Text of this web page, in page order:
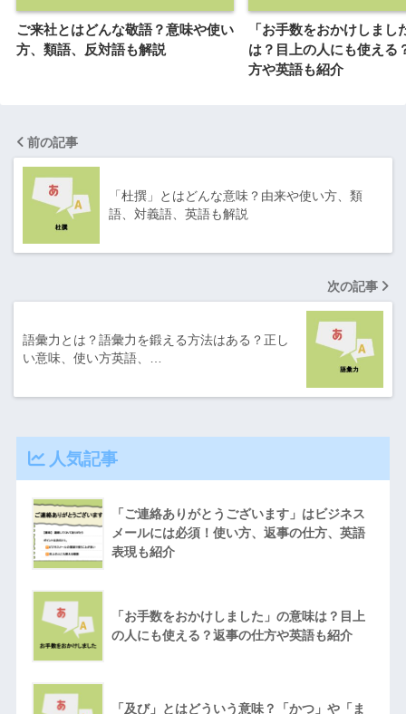
ご来社とはどんな敬語？意味や使い
方、類語、反対語も解説
「お手数をおかけしまし
は？目上の人にも使える
方や英語も紹介
前の記事
「杜撰」とはどんな意味？由来や使い方、類
語、対義語、英語も解説
次の記事
語彙力とは？語彙力を鍛える方法はある？正し
い意味、使い方英語、…
人気記事
「ご連絡ありがとうございます」はビジネス
メールには必須！使い方、返事の仕方、英語
表現も紹介
「お手数をおかけしました」の意味は？目上
の人にも使える？返事の仕方や英語も紹介
「及び」とはどういう意味？「かつ」や「ま